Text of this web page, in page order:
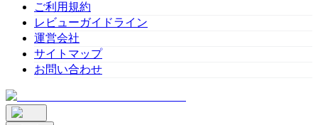
ご利用規約
レビューガイドライン
運営会社
サイトマップ
お問い合わせ